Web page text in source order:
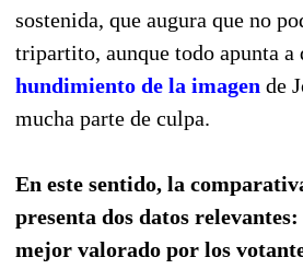
sostenida, que augura que no
tripartito, aunque todo apunta a
hundimiento de la imagen de
mucha parte de culpa.
En este sentido, la
presenta dos datos
mejor valorado por los